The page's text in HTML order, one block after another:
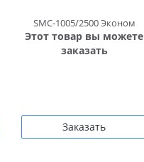
SMC-1005/2500 Эконом
Этот товар вы можете
заказать
Заказать